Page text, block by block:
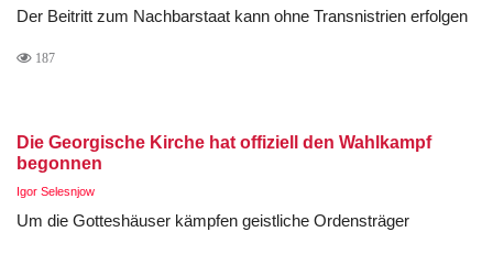
Der Beitritt zum Nachbarstaat kann ohne Transnistrien erfolgen
187
Die Georgische Kirche hat offiziell den Wahlkampf
begonnen
Igor Selesnjow
Um die Gotteshäuser kämpfen geistliche Ordensträger